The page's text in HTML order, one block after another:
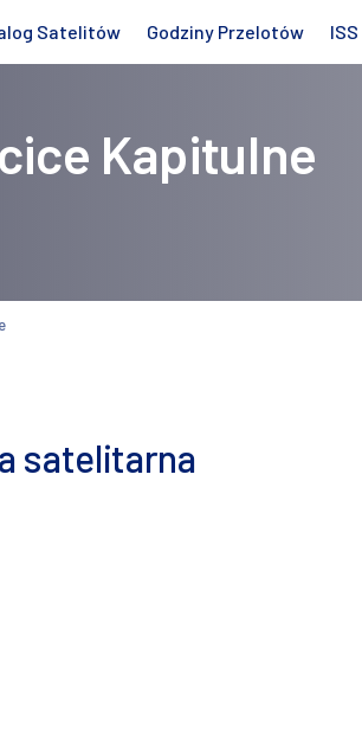
Satelitów Godziny Przelotów
Kapitulne
satelitarna